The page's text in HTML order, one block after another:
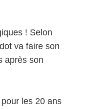
! Selon
va faire son
après son
les 20 ans